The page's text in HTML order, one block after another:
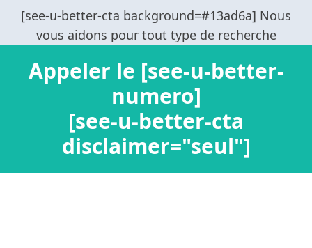
Appeler le [see-u-better-
numero]
[see-u-better-cta
disclaimer="seul"]